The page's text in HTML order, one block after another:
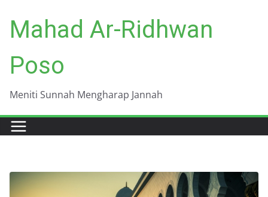
content
Mahad Ar-Ridhwan
Poso
Meniti Sunnah Mengharap Jannah